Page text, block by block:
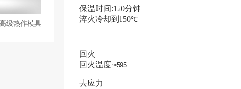
级热作模具
保温时间:120分钟
淬火冷却到 150℃
回火
回火温度:≥595
去应力